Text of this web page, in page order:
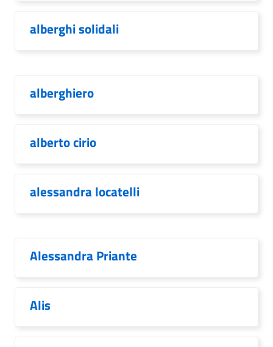
alberghi solidali
alberghiero
alberto cirio
alessandra locatelli
Alessandra Priante
Alis